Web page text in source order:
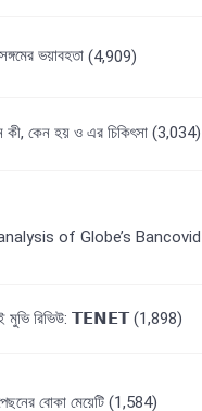
ভয়াবহতা (4,909)
কী, কেন হয় ও এর চিকিৎসা (3,034)
of Globe’s
মুভি রিভিউ: 𝗧𝗘𝗡𝗘𝗧 (1,898)
বোকা মেয়েটি (1,584)